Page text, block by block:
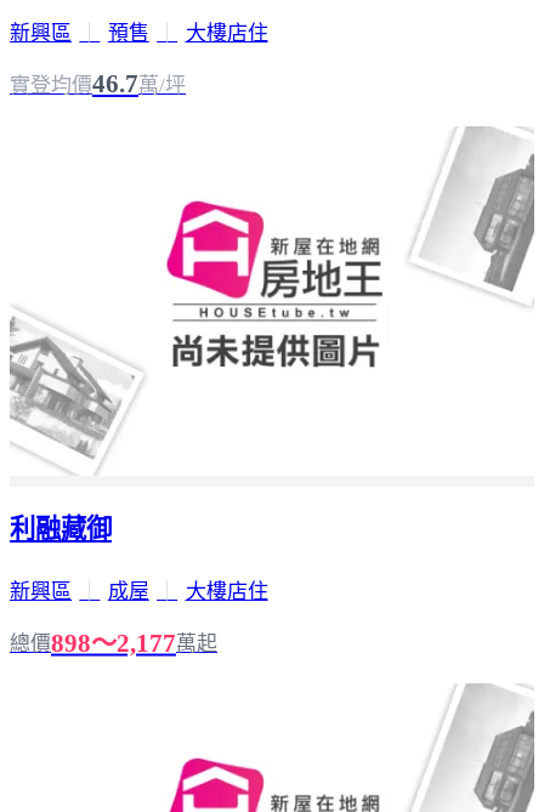
新興區 預售 大樓店住
實登均價46.7萬/坪
利融藏御
新興區 成屋 大樓店住
總價898～2,177萬起